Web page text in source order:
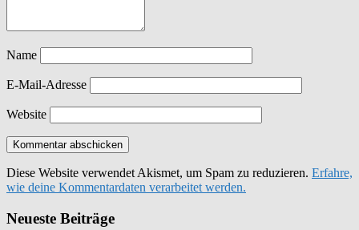
Name
E-Mail-Adresse
Website
Diese Website verwendet Akismet, um Spam zu reduzieren. Erfahre,
wie deine Kommentardaten verarbeitet werden.
Neueste Beiträge